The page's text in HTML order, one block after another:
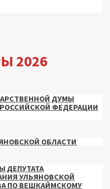
2026
ДУМЫ
ФЕДЕРАЦИИ
ОБЛАСТИ
ДЕПУТАТА
УЛЬЯНОВСКОЙ
ПО ВЕШКАЙМСКОМУ